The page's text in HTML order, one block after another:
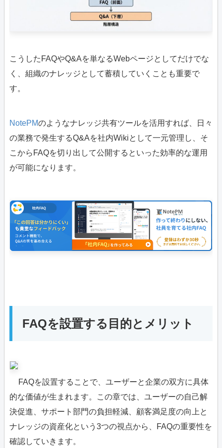
こうしたFAQやQ&Aを単なるWebページとしてだけでな
く、組織のナレッジとして蓄積していくことも重要で
す。
NotePMのようなナレッジ共有ツールを活用すれば、日々
の業務で発生するQ&Aを社内Wikiとして一元管理し、そ
こからFAQを切り出して公開するといった効率的な運用
が可能になります。
FAQを設置する目的とメリット
FAQを設置することで、ユーザーと企業の双方に具体
的な価値が生まれます。この章では、ユーザーの自己解
決促進、サポート部門の負担軽減、顧客満足度の向上と
ナレッジの資産化という3つの視点から、FAQの重要性を
確認していきます。